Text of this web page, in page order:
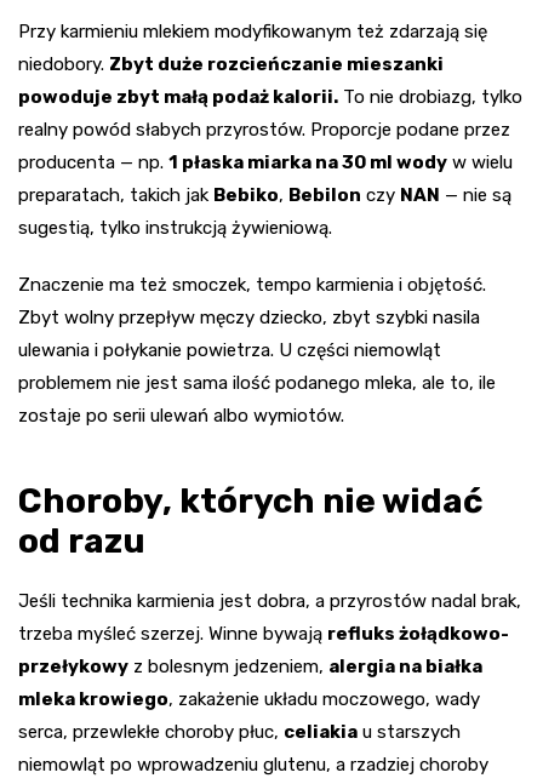
Przy karmieniu mlekiem modyfikowanym też zdarzają się
niedobory. Zbyt duże rozcieńczanie mieszanki
powoduje zbyt małą podaż kalorii. To nie drobiazg, tylko
realny powód słabych przyrostów. Proporcje podane przez
producenta — np. 1 płaska miarka na 30 ml wody w wielu
preparatach, takich jak Bebiko, Bebilon czy NAN — nie są
sugestią, tylko instrukcją żywieniową.
Znaczenie ma też smoczek, tempo karmienia i objętość.
Zbyt wolny przepływ męczy dziecko, zbyt szybki nasila
ulewania i połykanie powietrza. U części niemowląt
problemem nie jest sama ilość podanego mleka, ale to, ile
zostaje po serii ulewań albo wymiotów.
Choroby, których nie widać
od razu
Jeśli technika karmienia jest dobra, a przyrostów nadal brak,
trzeba myśleć szerzej. Winne bywają refluks żołądkowo-
przełykowy z bolesnym jedzeniem, alergia na białka
mleka krowiego, zakażenie układu moczowego, wady
serca, przewlekłe choroby płuc, celiakia u starszych
niemowląt po wprowadzeniu glutenu, a rzadziej choroby